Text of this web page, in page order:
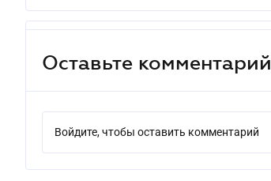
Оставьте комментарий
Войдите, чтобы оставить комментарий